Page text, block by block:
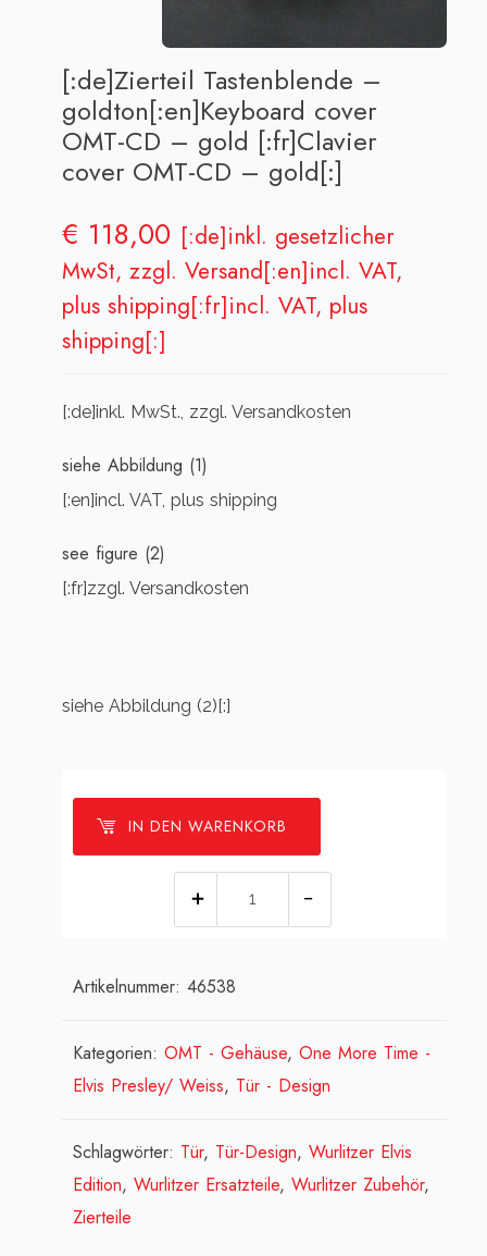
[:de]Zierteil Tastenblende –
goldton[:en]Keyboard cover
OMT-CD – gold [:fr]Clavier
cover OMT-CD – gold[:]
€ 118,00 [:de]inkl. gesetzlicher
MwSt, zzgl. Versand[:en]incl. VAT,
plus shipping[:fr]incl. VAT, plus
shipping[:]
[:de]inkl. MwSt., zzgl. Versandkosten
siehe Abbildung (1)
[:en]incl. VAT, plus shipping
see figure (2)
[:fr]zzgl. Versandkosten
siehe Abbildung (2)[:]
IN DEN WARENKORB
goldton[:en]Keyboard
OMT-
CD
gold
[:fr]Clavier
Artikelnummer:46538
Kategorien:OMT - Gehäuse,One More Time -
Elvis Presley/ Weiss, Tür - Design
Schlagwörter: Tür, Tür-Design,Wurlitzer Elvis
Edition,Wurlitzer Ersatzteile,Wurlitzer Zubehör,
Zierteile